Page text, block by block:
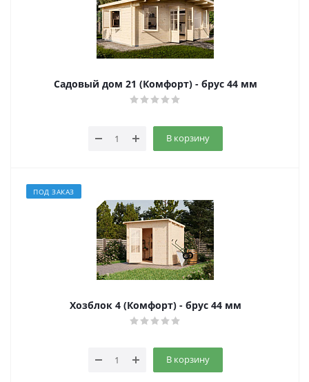
Садовый дом 21 (Комфорт) - брус 44 мм
В корзину
ПОД ЗАКАЗ
Хозблок 4 (Комфорт) - брус 44 мм
В корзину